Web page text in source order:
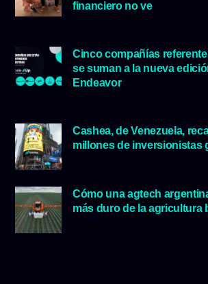
financiero no ve
Cinco compañías
se suman a la nueva
Endeavor
Cashea, de Venezuela,
millones de inversionistas
Cómo una agtech
más duro de la agricultura